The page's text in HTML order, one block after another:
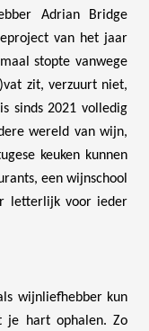
Adrian Bridge
van het jaar
stopte vanwege
zit, verzuurt niet,
sinds 2021 volledig
wereld van wijn,
keuken kunnen
een wijnschool
letterlijk voor ieder
wijnliefhebber kun
je hart ophalen. Zo